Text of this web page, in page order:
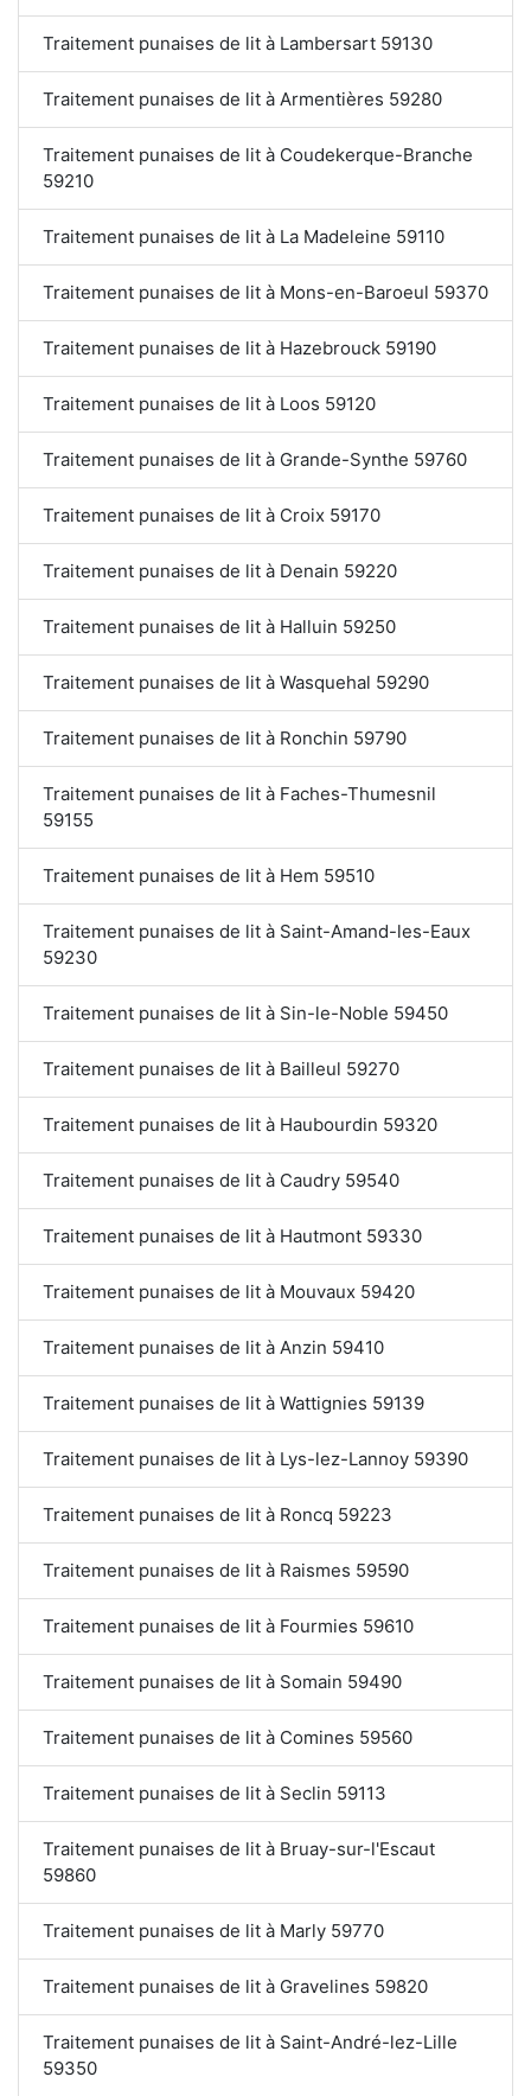
Traitement punaises de lit à Lambersart 59130
Traitement punaises de lit à Armentières 59280
Traitement punaises de lit à Coudekerque-Branche
59210
Traitement punaises de lit à La Madeleine 59110
Traitement punaises de lit à Mons-en-Baroeul 59370
Traitement punaises de lit à Hazebrouck 59190
Traitement punaises de lit à Loos 59120
Traitement punaises de lit à Grande-Synthe 59760
Traitement punaises de lit à Croix 59170
Traitement punaises de lit à Denain 59220
Traitement punaises de lit à Halluin 59250
Traitement punaises de lit à Wasquehal 59290
Traitement punaises de lit à Ronchin 59790
Traitement punaises de lit à Faches-Thumesnil
59155
Traitement punaises de lit à Hem 59510
Traitement punaises de lit à Saint-Amand-les-Eaux
59230
Traitement punaises de lit à Sin-le-Noble 59450
Traitement punaises de lit à Bailleul 59270
Traitement punaises de lit à Haubourdin 59320
Traitement punaises de lit à Caudry 59540
Traitement punaises de lit à Hautmont 59330
Traitement punaises de lit à Mouvaux 59420
Traitement punaises de lit à Anzin 59410
Traitement punaises de lit à Wattignies 59139
Traitement punaises de lit à Lys-lez-Lannoy 59390
Traitement punaises de lit à Roncq 59223
Traitement punaises de lit à Raismes 59590
Traitement punaises de lit à Fourmies 59610
Traitement punaises de lit à Somain 59490
Traitement punaises de lit à Comines 59560
Traitement punaises de lit à Seclin 59113
Traitement punaises de lit à Bruay-sur-l'Escaut
59860
Traitement punaises de lit à Marly 59770
Traitement punaises de lit à Gravelines 59820
Traitement punaises de lit à Saint-André-lez-Lille
59350